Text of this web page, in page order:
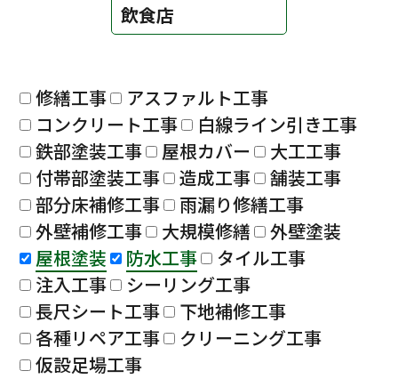
飲食店
修繕工事
アスファルト工事
コンクリート工事
白線ライン引き工事
鉄部塗装工事
屋根カバー
大工工事
付帯部塗装工事
造成工事
舗装工事
部分床補修工事
雨漏り修繕工事
外壁補修工事
大規模修繕
外壁塗装
屋根塗装
防水工事
タイル工事
注入工事
シーリング工事
長尺シート工事
下地補修工事
各種リペア工事
クリーニング工事
仮設足場工事